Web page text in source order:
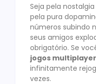
Seja pela
pela pura
números subindo
seus amigos
obrigatório. Se
jogos multiplayer
infinitamente
vezes.